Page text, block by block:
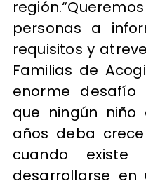
personas a
requisitos y
Familias de
enorme desafío
que ningún
años deba
cuando
desarrollarse en